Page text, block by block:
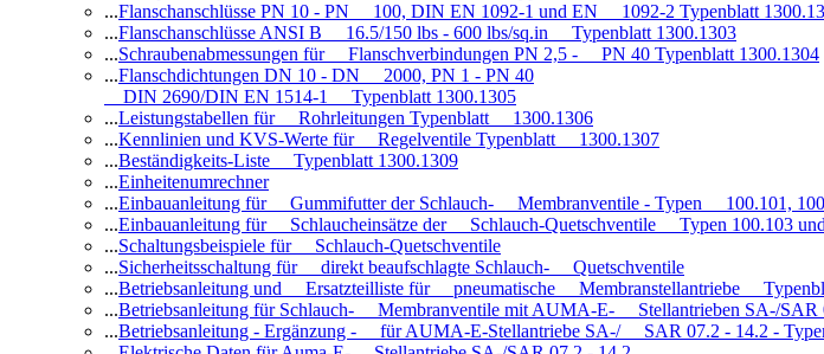
...Flanschanschlüsse PN 10 - PN 100, DIN EN 1092-1 und EN 1092-2 Typenblatt
...Flanschanschlüsse ANSI B 16.5/150 lbs - 600 lbs/sq.in Typenblatt 1300.1303
...Schraubenabmessungen für Flanschverbindungen PN 2,5 - PN 40 Typenblatt 1300.1304
...Flanschdichtungen DN 10 - DN 2000, PN 1 - PN 40
DIN 2690/DIN EN 1514-1 Typenblatt 1300.1305
...Leistungstabellen für Rohrleitungen Typenblatt 1300.1306
...Kennlinien und KVS-Werte für Regelventile Typenblatt 1300.1307
...Beständigkeits-Liste Typenblatt 1300.1309
...Einheitenumrechner
...Einbauanleitung für Gummifutter der Schlauch- Membranventile - Typen 100.101,
...Einbauanleitung für Schlaucheinsätze der Schlauch-Quetschventile Typen 100.103 und
...Schaltungsbeispiele für Schlauch-Quetschventile
...Sicherheitsschaltung für direkt beaufschlagte Schlauch- Quetschventile
...Betriebsanleitung und Ersatzteilliste für pneumatische Membranstellantriebe
...Betriebsanleitung für Schlauch- Membranventile mit AUMA-E- Stellantrieben SA-/
...Betriebsanleitung - Ergänzung - für AUMA-E-Stellantriebe SA-/ SAR 07.2 - 14.2 -